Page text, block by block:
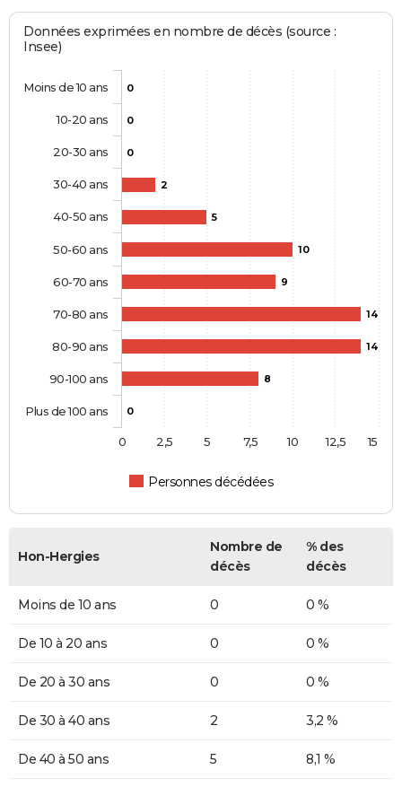
Données exprimées en nombre de décès (source :
Insee)
0
0
0
2
5
10
9
14
14
8
0
Personnes décédées
Moins de 10 ans
10-20 ans
20-30 ans
30-40 ans
40-50 ans
50-60 ans
60-70 ans
70-80 ans
80-90 ans
90-100 ans
Plus de 100 ans
0 2,5 5 7,5 10 12,5 15
Hon-Hergies
Nombre de
décès
% des
décès
Moins de 10 ans 0 0 %
De 10 à 20 ans 0 0 %
De 20 à 30 ans 0 0 %
De 30 à 40 ans 2 3,2 %
De 40 à 50 ans 5 8,1 %